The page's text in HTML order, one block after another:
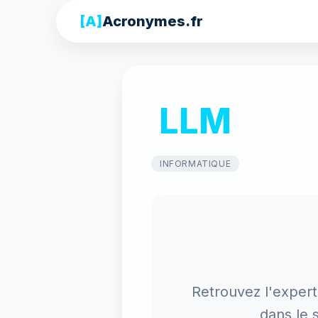
[A] Acronymes.fr
LLM
INFORMATIQUE
Retrouvez
dans le